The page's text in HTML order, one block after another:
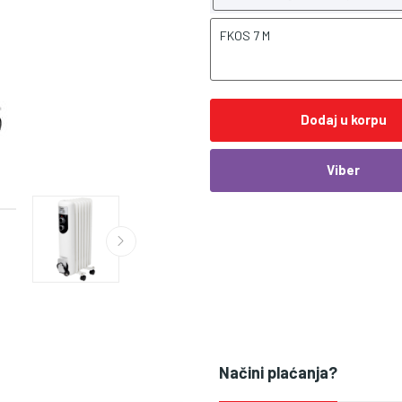
FKOS 7 M
Dodaj u korpu
Viber
Načini plaćanja?